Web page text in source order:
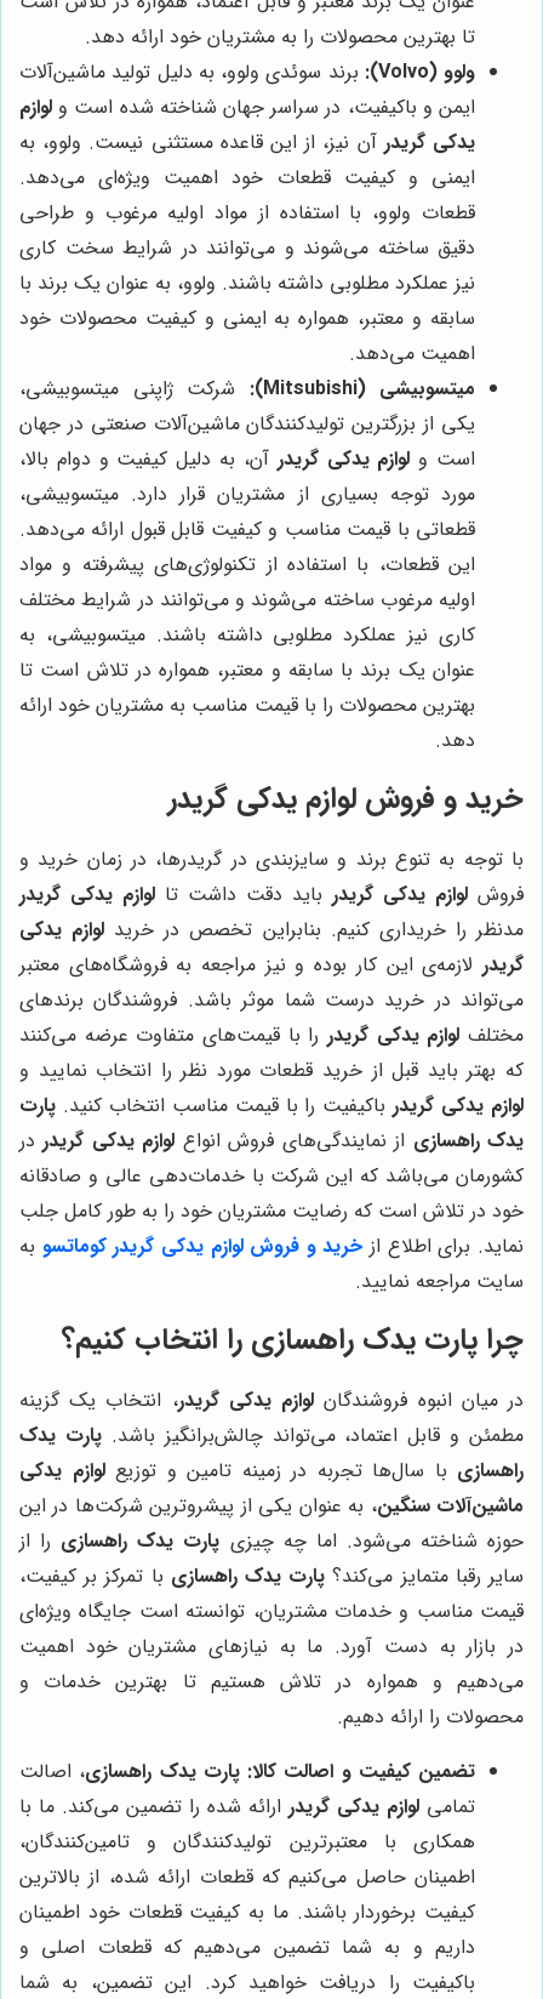
تا بهترین محصولات را به مشتریان خود ارائه دهد.
ولوو (Volvo):
برند سوئدی ولوو، به دلیل تولید ماشین‌آلات
ایمن و باکیفیت، در سراسر جهان شناخته شده است و لوازم
یدکی گریدر آن نیز، از این قاعده مستثنی نیست. ولوو، به
ایمنی و کیفیت قطعات خود اهمیت ویژه‌ای می‌دهد.
قطعات ولوو، با استفاده از مواد اولیه مرغوب و طراحی
دقیق ساخته می‌شوند و می‌توانند در شرایط سخت کاری
نیز عملکرد مطلوبی داشته باشند. ولوو، به عنوان یک برند با
سابقه و معتبر، همواره به ایمنی و کیفیت محصولات خود
اهمیت می‌دهد.
میتسوبیشی (Mitsubishi):
شرکت ژاپنی میتسوبیشی،
یکی از بزرگترین تولیدکنندگان ماشین‌آلات صنعتی در جهان
است و لوازم یدکی گریدر آن، به دلیل کیفیت و دوام بالا،
مورد توجه بسیاری از مشتریان قرار دارد. میتسوبیشی،
قطعاتی با قیمت مناسب و کیفیت قابل قبول ارائه می‌دهد.
این قطعات، با استفاده از تکنولوژی‌های پیشرفته و مواد
اولیه مرغوب ساخته می‌شوند و می‌توانند در شرایط مختلف
کاری نیز عملکرد مطلوبی داشته باشند. میتسوبیشی، به
عنوان یک برند با سابقه و معتبر، همواره در تلاش است تا
بهترین محصولات را با قیمت مناسب به مشتریان خود ارائه
دهد.
خرید و فروش لوازم یدکی گریدر
با توجه به تنوع برند و سایزبندی در گریدرها، در زمان خرید و
فروش لوازم یدکی گریدر باید دقت داشت تا لوازم یدکی گریدر
مدنظر را خریداری کنیم. بنابراین تخصص در خرید لوازم یدکی
گریدر لازمه‌ی این کار بوده و نیز مراجعه به فروشگاه‌های معتبر
می‌تواند در خرید درست شما موثر باشد. فروشندگان برندهای
مختلف لوازم یدکی گریدر را با قیمت‌های متفاوت عرضه می‌کنند
که بهتر باید قبل از خرید قطعات مورد نظر را انتخاب نمایید و
لوازم یدکی گریدر باکیفیت را با قیمت مناسب انتخاب کنید. پارت
یدک راهسازی از نمایندگی‌های فروش انواع لوازم یدکی گریدر در
کشورمان می‌باشد که این شرکت با خدمات‌دهی عالی و صادقانه
خود در تلاش است که رضایت مشتریان خود را به طور کامل جلب
نماید. برای اطلاع از خرید و فروش لوازم یدکی گریدر کوماتسو به
سایت مراجعه نمایید.
چرا پارت یدک راهسازی را انتخاب کنیم؟
در میان انبوه فروشندگان لوازم یدکی گریدر، انتخاب یک گزینه
مطمئن و قابل اعتماد، می‌تواند چالش‌برانگیز باشد.پارت یدک
راهسازی با سال‌ها تجربه در زمینه تامین و توزیعلوازم یدکی
ماشین‌آلات سنگین، به عنوان یکی از پیشروترین شرکت‌ها در این
حوزه شناخته می‌شود. اما چه چیزی پارت یدک راهسازی را از
سایر رقبا متمایز می‌کند؟ پارت یدک راهسازی با تمرکز بر کیفیت،
قیمت مناسب و خدمات مشتریان، توانسته است جایگاه ویژه‌ای
در بازار به دست آورد. ما به نیازهای مشتریان خود اهمیت
می‌دهیم و همواره در تلاش هستیم تا بهترین خدمات و
محصولات را ارائه دهیم.
تضمین کیفیت و اصالت کالا: پارت یدک راهسازی، اصالت
تمامی لوازم یدکی گریدر ارائه شده را تضمین می‌کند. ما با
همکاری با معتبرترین تولیدکنندگان و تامین‌کنندگان،
اطمینان حاصل می‌کنیم که قطعات ارائه شده، از بالاترین
کیفیت برخوردار باشند. ما به کیفیت قطعات خود اطمینان
داریم و به شما تضمین می‌دهیم که قطعات اصلی و
باکیفیت را دریافت خواهید کرد. این تضمین، به شما